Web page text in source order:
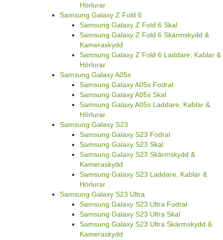
Hörlurar
Samsung Galaxy Z Fold 6
Samsung Galaxy Z Fold 6 Skal
Samsung Galaxy Z Fold 6 Skärmskydd &
Kameraskydd
Samsung Galaxy Z Fold 6 Laddare, Kablar &
Hörlurar
Samsung Galaxy A05s
Samsung Galaxy A05s Fodral
Samsung Galaxy A05s Skal
Samsung Galaxy A05s Laddare, Kablar &
Hörlurar
Samsung Galaxy S23
Samsung Galaxy S23 Fodral
Samsung Galaxy S23 Skal
Samsung Galaxy S23 Skärmskydd &
Kameraskydd
Samsung Galaxy S23 Laddare, Kablar &
Hörlurar
Samsung Galaxy S23 Ultra
Samsung Galaxy S23 Ultra Fodral
Samsung Galaxy S23 Ultra Skal
Samsung Galaxy S23 Ultra Skärmskydd &
Kameraskydd